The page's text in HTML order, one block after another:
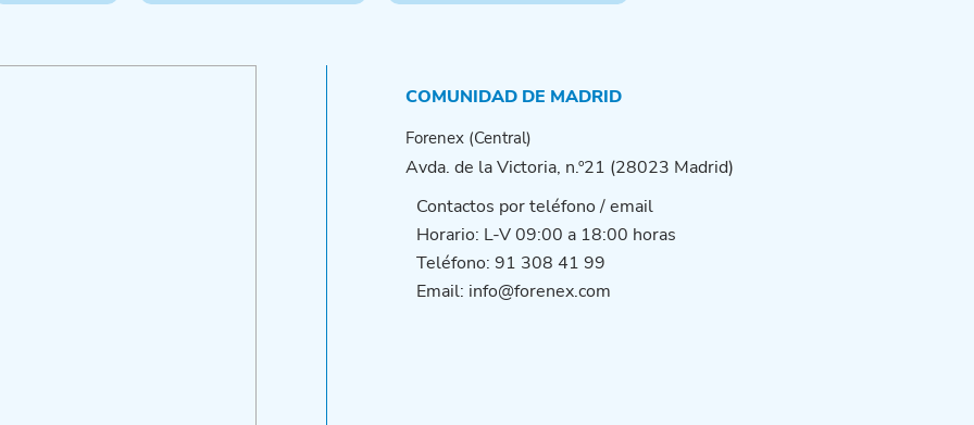
COMUNIDAD DE MADRID
Forenex (Central)
Avda. de la Victoria, n.º21 (28023 Madrid)
Contactos por teléfono / email
Horario: L-V 09:00 a 18:00 horas
Teléfono: 91 308 41 99
Email: info@forenex.com